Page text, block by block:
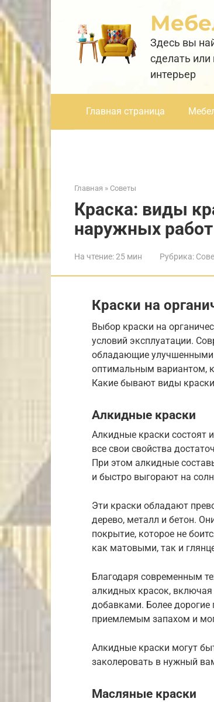
Перейти
к
контенту
Здесь вы
сделать или
интерьер
Главная страница
Главная » Советы
Краска: виды
наружных работ
На чтение:25 мин Рубрика:
Краски на
Выбор краски на
условий эксплуатации.
обладающие улучшенными
оптимальным вариантом,
Какие бывают виды краски
Алкидные краски
Алкидные краски состоят
все свои свойства
При этом алкидные
и быстро выгорают на
Эти краски обладают
дерево, металл и бетон.
покрытие, которое не
как матовыми, так и
Благодаря современным
алкидных красок,
добавками. Более дорогие
приемлемым запахом и
Алкидные краски могут
заколеровать в нужный
Масляные краски